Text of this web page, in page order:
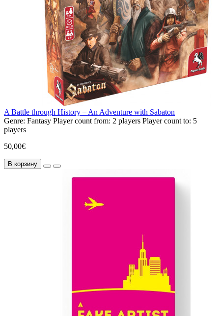
A Battle through History – An Adventure with Sabaton
Genre: Fantasy Player count from: 2 players Player count to: 5
players
50,00€
В корзину